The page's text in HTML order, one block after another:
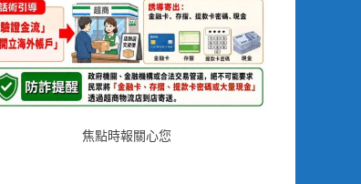
焦點時報關心您